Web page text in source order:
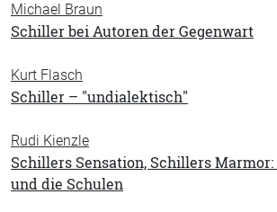
Michael Braun
Schiller bei Autoren der Gegenwart
Kurt Flasch
Schiller – "undialektisch"
Rudi Kienzle
Schillers Sensation, Schillers
und die Schulen